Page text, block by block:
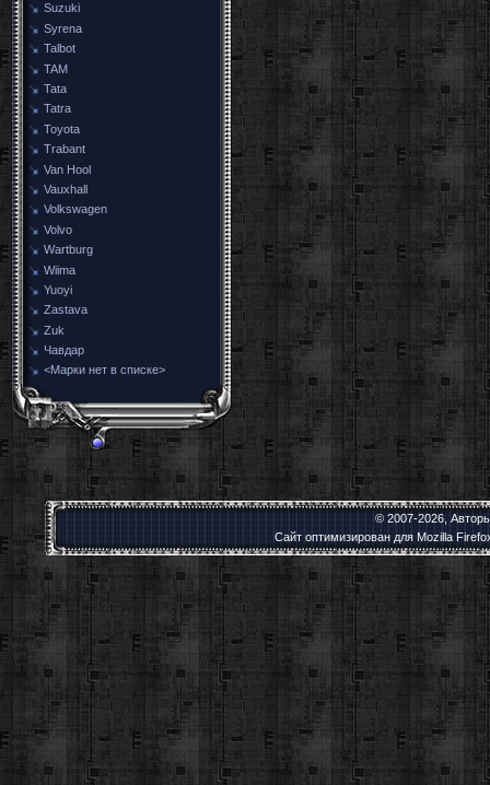
Suzuki
Syrena
Talbot
TAM
Tata
Tatra
Toyota
Trabant
Van Hool
Vauxhall
Volkswagen
Volvo
Wartburg
Wiima
Yuoyi
Zastava
Zuk
Чавдар
<Марки нет в списке>
© 2007-2026,
Сайт оптимизирован для Mozilla